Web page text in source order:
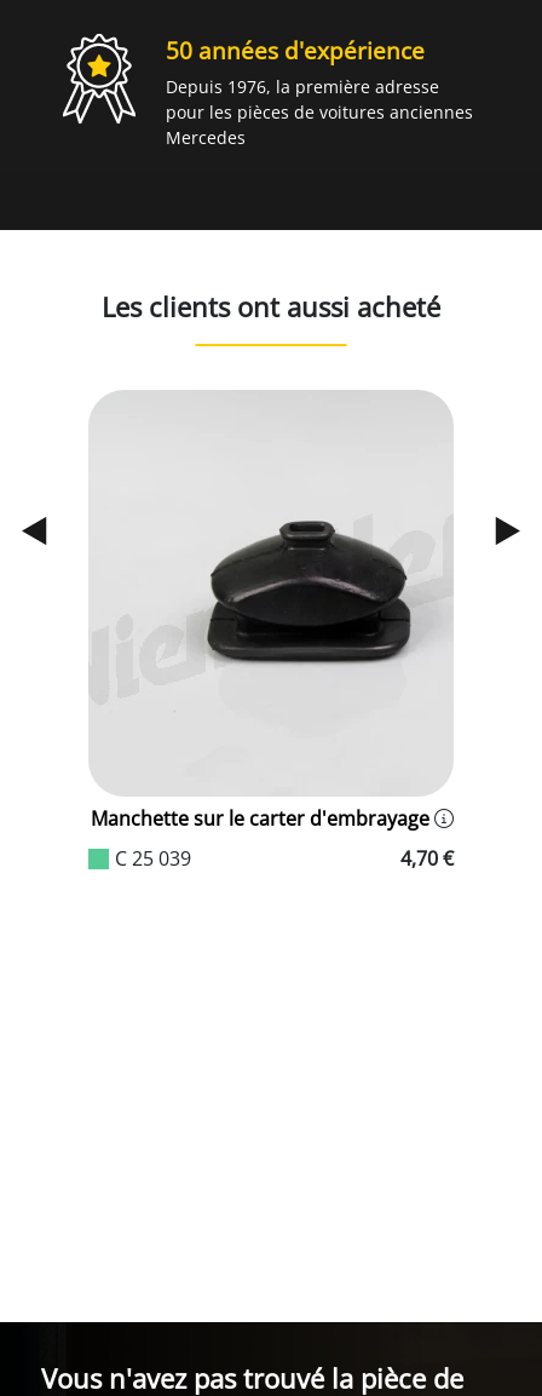
50 années d'expérience
Depuis 1976, la première adresse
pour les pièces de voitures anciennes
Mercedes
Les clients ont aussi acheté
Manchette sur le carter d'embrayage
C 25 039
4,70 €
Vous n'avez pas trouvé la pièce de